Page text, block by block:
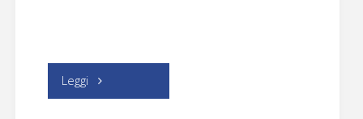
Leggi "Futuro